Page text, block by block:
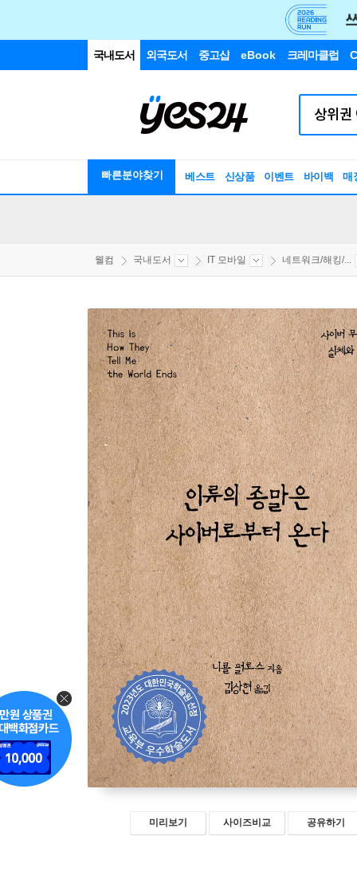
국내도서 외국도서 중고샵 eBook 크레마클럽
빠른분야찾기 베스트 신상품 이벤트 바이백 매
웰컴 국내도서 IT 모바일 네트워크/해킹/...
미리보기 사이즈비교 공유하기